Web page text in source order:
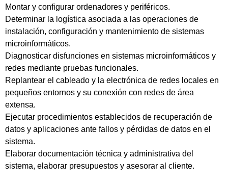
Montar y configurar ordenadores y periféricos.
Determinar la logística asociada a las operaciones de
instalación, configuración y mantenimiento de sistemas
microinformáticos.
Diagnosticar disfunciones en sistemas microinformáticos y
redes mediante pruebas funcionales.
Replantear el cableado y la electrónica de redes locales en
pequeños entornos y su conexión con redes de área
extensa.
Ejecutar procedimientos establecidos de recuperación de
datos y aplicaciones ante fallos y pérdidas de datos en el
sistema.
Elaborar documentación técnica y administrativa del
sistema, elaborar presupuestos y asesorar al cliente.